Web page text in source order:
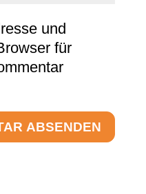
und
für